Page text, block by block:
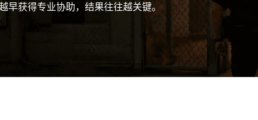
早获得专业协助，结果往往越关键。